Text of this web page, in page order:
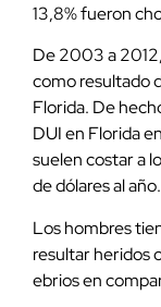
13,8% fueron
De 2003 a
como resultado
Florida. De
DUI en Florida
suelen costar a
de dólares al año.
Los hombres
resultar heridos
ebrios en